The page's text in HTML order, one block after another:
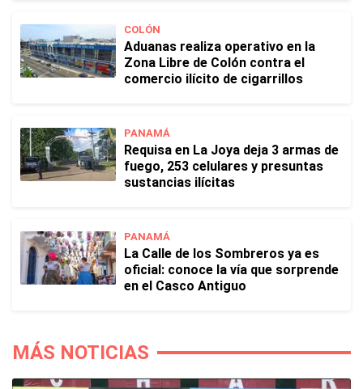
COLÓN
Aduanas realiza operativo en la
Zona Libre de Colón contra el
comercio ilícito de cigarrillos
PANAMÁ
Requisa en La Joya deja 3 armas de
fuego, 253 celulares y presuntas
sustancias ilícitas
PANAMÁ
La Calle de los Sombreros ya es
oficial: conoce la vía que sorprende
en el Casco Antiguo
MÁS NOTICIAS